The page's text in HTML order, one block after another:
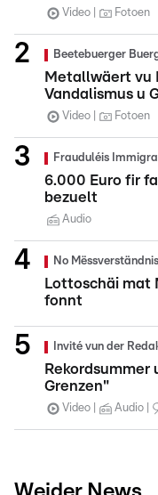
Video Fotoen
Beetebuerger
Metallwäert vu
Vandalismus u
Video Fotoen
Frauduléis
6.000 Euro fir
bezuelt
Audio
No
Lottoschäi mat
fonnt
Invité vun der
Rekordsummer
Grenzen"
Video Audio